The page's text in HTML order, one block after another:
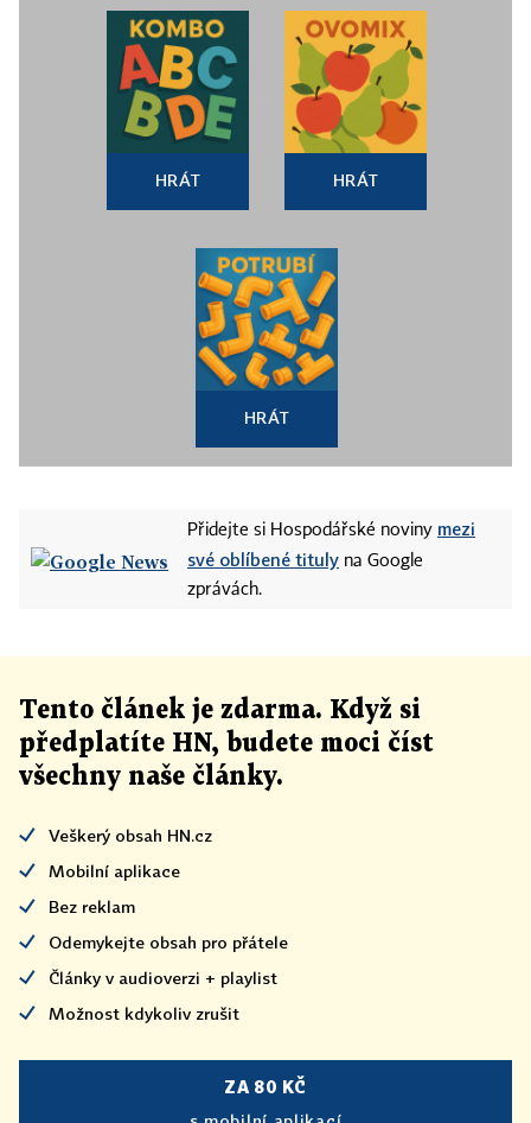
HRÁT HRÁT
HRÁT
Přidejte si Hospodářské noviny mezi
své oblíbené tituly na Google
zprávách.
Tento článek je zdarma. Když si
předplatíte HN, budete moci číst
všechny naše články.
Veškerý obsah HN.cz
Mobilní aplikace
Bez reklam
Odemykejte obsah pro přátele
Články v audioverzi + playlist
Možnost kdykoliv zrušit
ZA 80 KČ